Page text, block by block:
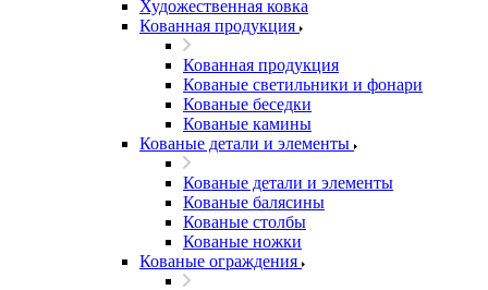
Художественная ковка
Кованная продукция
Кованная продукция
Кованые светильники и фонари
Кованые беседки
Кованые камины
Кованые детали и элементы
Кованые детали и элементы
Кованые балясины
Кованые столбы
Кованые ножки
Кованые ограждения